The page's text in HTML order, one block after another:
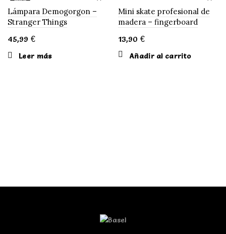
NUEVO
Lámpara Demogorgon –
Stranger Things
45,99 €
Leer más
Mini skate profesional de
madera – fingerboard
13,90 €
Añadir al carrito